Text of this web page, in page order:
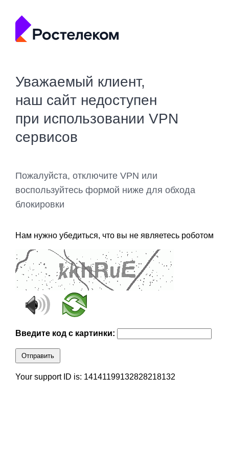
Уважаемый клиент,
наш сайт недоступен
при использовании VPN
сервисов
Пожалуйста, отключите VPN или
воспользуйтесь формой ниже для обхода
блокировки
Нам нужно убедиться, что вы не являетесь роботом
Введите код с картинки:
Отправить
Your support ID is: 14141199132828218132